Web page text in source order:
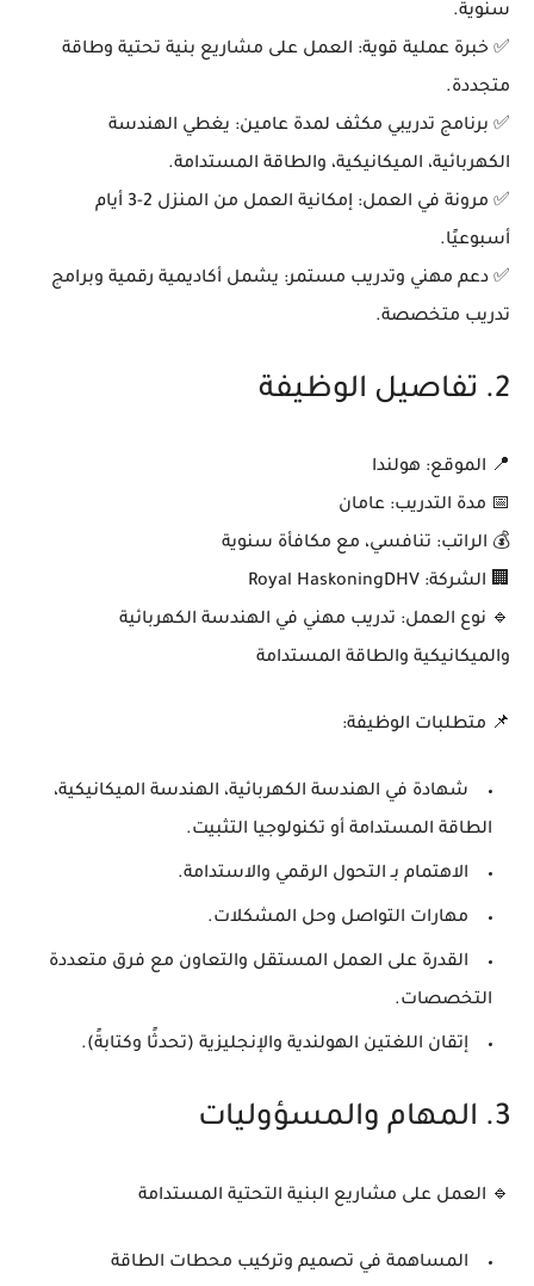
سنوية.
✅ خبرة عملية قوية: العمل على مشاريع بنية تحتية وطاقة
متجددة.
✅ برنامج تدريبي مكثف لمدة عامين: يغطي الهندسة
الكهربائية، الميكانيكية، والطاقة المستدامة.
✅ مرونة في العمل: إمكانية العمل من المنزل
2-3 أيام
أسبوعيًا.
✅ دعم مهني وتدريب مستمر: يشمل أكاديمية رقمية وبرامج
تدريب متخصصة.
2. تفاصيل الوظيفة
📍 الموقع: هولندا
📅 مدة التدريب: عامان
💰 الراتب: تنافسي، مع مكافأة سنوية
🏢 الشركة:
🔹 نوع العمل: تدريب مهني في الهندسة الكهربائية
والميكانيكية والطاقة المستدامة
📌 متطلبات الوظيفة:
شهادة في الهندسة الكهربائية، الهندسة الميكانيكية،
الطاقة المستدامة أو تكنولوجيا التثبيت.
الاهتمام بـ التحول الرقمي والاستدامة.
مهارات التواصل وحل المشكلات.
القدرة على العمل المستقل والتعاون مع فرق متعددة
التخصصات.
إتقان اللغتين الهولندية والإنجليزية (تحدثًا وكتابةً).
3. المهام والمسؤوليات
🔹 العمل على مشاريع البنية التحتية المستدامة
المساهمة في تصميم وتركيب محطات الطاقة